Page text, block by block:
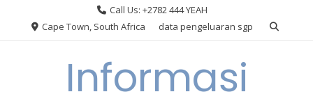
Call Us: +2782 444 YEAH
Cape Town, South Africa
data pengeluaran sgp
Informasi